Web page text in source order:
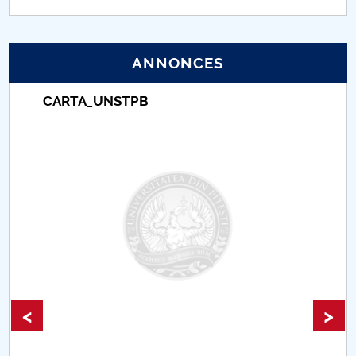
Proiect (PRIM STUD)
Proiect SU-ETIC
Université pour la communauté
Comisie de etica unversitară
Evenimente CUP
ANNONCES
CARTA_UNSTPB
< >